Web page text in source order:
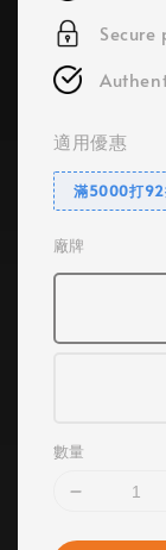
Secure
適用優惠
滿5000打92
廠牌
數量